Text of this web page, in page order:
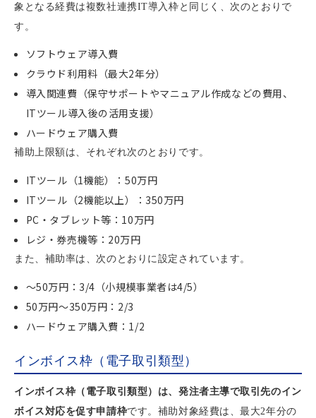
象となる経費は複数社連携IT導入枠と同じく、次のとおりで
す。
ソフトウェア導入費
クラウド利用料（最大2年分）
導入関連費（保守サポートやマニュアル作成などの費用、
ITツール導入後の活用支援）
ハードウェア購入費
補助上限額は、それぞれ次のとおりです。
ITツール（1機能）：50万円
ITツール（2機能以上）：350万円
PC・タブレット等：10万円
レジ・券売機等：20万円
また、補助率は、次のとおりに設定されています。
～50万円：3/4（小規模事業者は4/5）
50万円～350万円：2/3
ハードウェア購入費：1/2
インボイス枠（電子取引類型）
インボイス枠（電子取引類型）は、発注者主導で取引先のイン
ボイス対応を促す申請枠です。補助対象経費は、最大2年分の